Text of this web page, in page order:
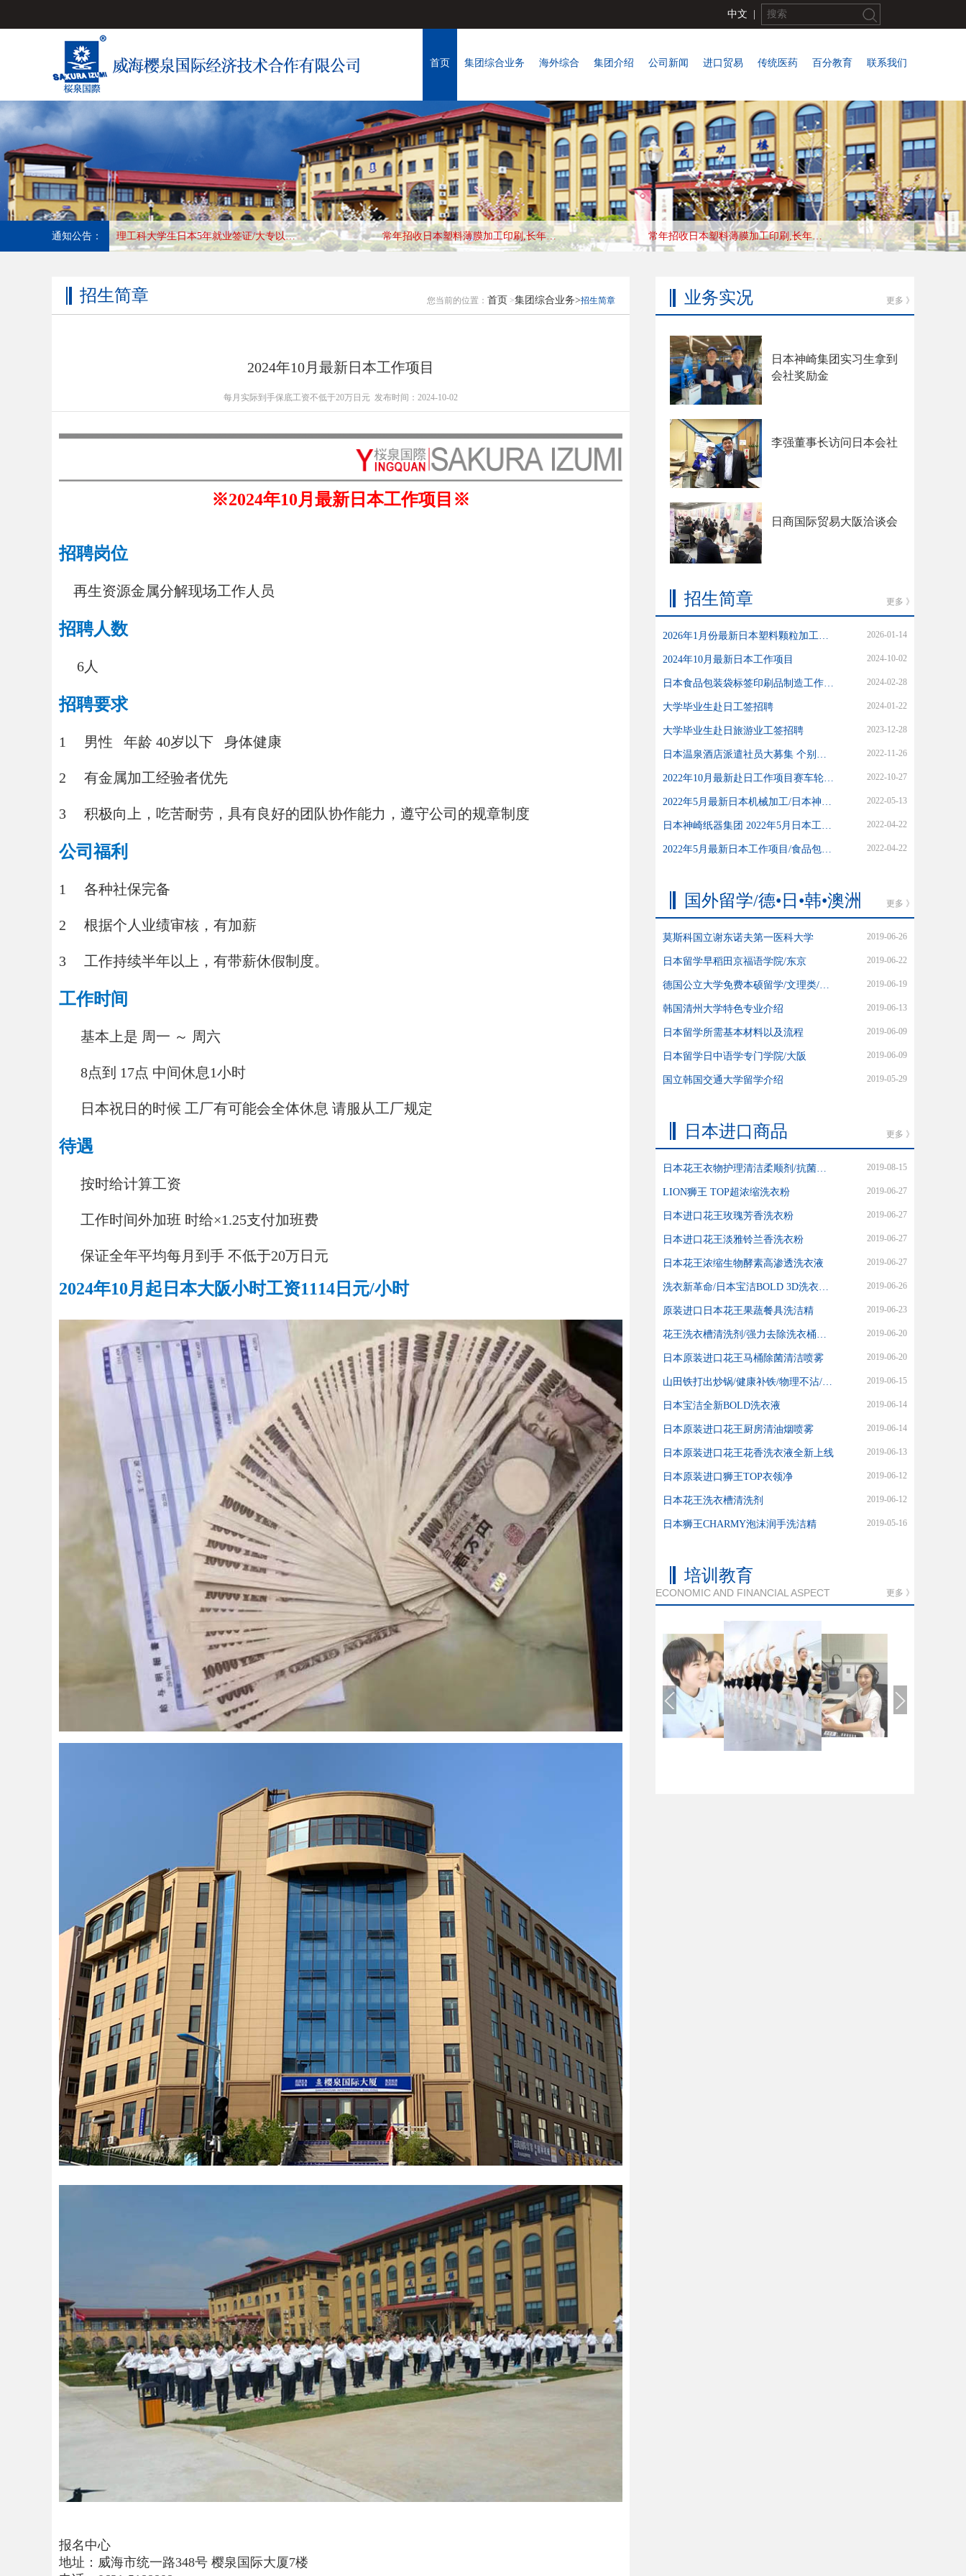
中文
首页 集团综合业务 海外综合 集团介绍 公司新闻 进口贸易 传统医药 百分教育 联系我们
通知公告： 常年招收日本纸箱制造工种,长年优秀会社，收入好,待遇高 工作地:兵库县 常年招收日本纸箱制造工种,长年优秀会社，收入好,待遇高 工作地:兵库县 常年招收日本塑料薄膜加工印刷,长年合作优秀会社，收入高，待遇好，工作地:大阪
招生简章 您当前的位置： 首页 >集团综合业务>招生简章
2024年10月最新日本工作项目
每月实际到手保底工资不低于20万日元 发布时间：2024-10-02
※2024年10月最新日本工作项目※
招聘岗位
再生资源金属分解现场工作人员
招聘人数
6人
招聘要求
1 男性 年龄 40岁以下 身体健康
2 有金属加工经验者优先
3 积极向上，吃苦耐劳，具有良好的团队协作能力，遵守公司的规章制度
公司福利
1 各种社保完备
2 根据个人业绩审核，有加薪
3 工作持续半年以上，有带薪休假制度。
工作时间
基本上是 周一 ～ 周六
8点到 17点 中间休息1小时
日本祝日的时候 工厂有可能会全体休息 请服从工厂规定
待遇
按时给计算工资
工作时间外加班 时给×1.25支付加班费
保证全年平均每月到手 不低于20万日元
2024年10月起日本大阪小时工资1114日元/小时
报名中心
地址：威海市统一路348号 樱泉国际大厦7楼
业务实况 更多 》
日本神崎集团实习生拿到
会社奖励金
李强董事长访问日本会社
日商国际贸易大阪洽谈会
招生简章 更多 》
2026-01-14
2024年10月最新日本工作项目 2024-10-02
2024-02-28
大学毕业生赴日工签招聘 2024-01-22
大学毕业生赴日旅游业工签招聘 2023-12-28
2022-11-26
2022-10-27
2022-05-13
2022-04-22
2022-04-22
国外留学/德•日•韩•澳洲 更多 》
莫斯科国立谢东诺夫第一医科大学 2019-06-26
日本留学早稻田京福语学院/东京 2019-06-22
2019-06-19
韩国清州大学特色专业介绍 2019-06-13
日本留学所需基本材料以及流程 2019-06-09
日本留学日中语学专门学院/大阪 2019-06-09
国立韩国交通大学留学介绍 2019-05-29
日本进口商品 更多 》
2019-08-15
LION狮王 TOP超浓缩洗衣粉 2019-06-27
日本进口花王玫瑰芳香洗衣粉 2019-06-27
日本进口花王淡雅铃兰香洗衣粉 2019-06-27
日本花王浓缩生物酵素高渗透洗衣液 2019-06-27
2019-06-26
原装进口日本花王果蔬餐具洗洁精 2019-06-23
2019-06-20
日本原装进口花王马桶除菌清洁喷雾 2019-06-20
2019-06-15
日本宝洁全新BOLD洗衣液 2019-06-14
日本原装进口花王厨房清油烟喷雾 2019-06-14
日本原装进口花王花香洗衣液全新上线 2019-06-13
日本原装进口狮王TOP衣领净 2019-06-12
日本花王洗衣槽清洗剂 2019-06-12
日本狮王CHARMY泡沫润手洗洁精 2019-05-16
培训教育
ECONOMIC AND FINANCIAL ASPECT 更多 》